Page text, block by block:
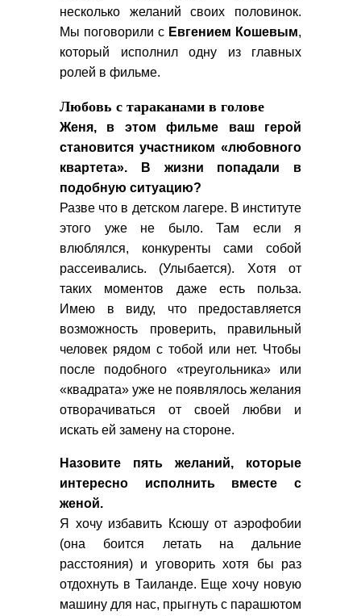
несколько желаний своих половинок.
Мы поговорили с Евгением Кошевым,
который исполнил одну из главных
ролей в фильме.
Любовь с тараканами в голове
Женя, в этом фильме ваш герой
становится участником «любовного
квартета». В жизни попадали в
подобную ситуацию?
Разве что в детском лагере. В институте
этого уже не было. Там если я
влюблялся, конкуренты сами собой
рассеивались. (Улыбается). Хотя от
таких моментов даже есть польза.
Имею в виду, что предоставляется
возможность проверить, правильный
человек рядом с тобой или нет. Чтобы
после подобного «треугольника» или
«квадрата» уже не появлялось желания
отворачиваться от своей любви и
искать ей замену на стороне.
Назовите пять желаний, которые
интересно исполнить вместе с
женой.
Я хочу избавить Ксюшу от аэрофобии
(она боится летать на дальние
расстояния) и уговорить хотя бы раз
отдохнуть в Таиланде. Еще хочу новую
машину для нас, прыгнуть с парашютом